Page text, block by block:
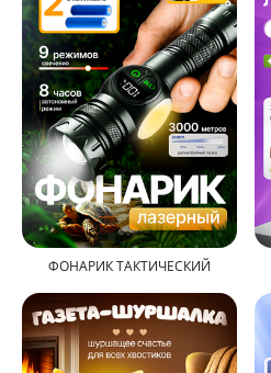
ФОНАРИК ТАКТИЧЕСКИЙ